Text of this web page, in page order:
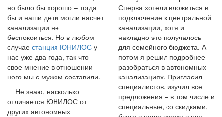
но было бы хорошо – тогда
бы и наши дети могли насчет
канализации не
беспокоиться. Но в любом
случае станция ЮНИЛОС у
нас уже два года, так что
свое мнение в отношении
него мы с мужем составили.
Не знаю, насколько
отличается ЮНИЛОС от
других автономных
Сперва хотели вложиться в
подключение к центральной
канализации, хотя и
накладно это получалось
для семейного бюджета. А
потом я решил подробнее
разобраться в автономных
канализациях. Пригласил
специалистов, изучил все
предложения – в том числе и
специальные, со скидками,